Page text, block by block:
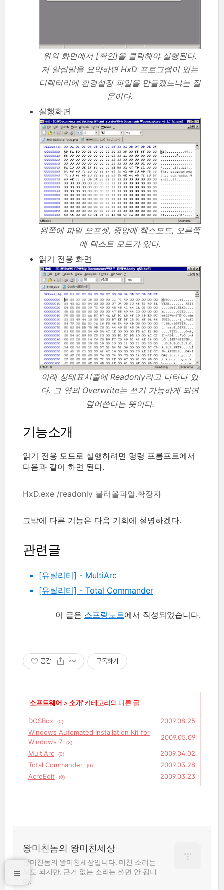
위의 화면에서 [확인]을 클릭해야 실행된다.
저 알림말을 요약하면 HxD 프로그램이 있는
디렉터리에 환경설정 파일을 만들겠느냐는 질
문이다.
실행화면
왼쪽에 파일 오프셋, 중앙에 헥스모드, 오른쪽
에 텍스트 모드가 있다.
읽기 전용 화면
아래 상태표시줄에 Readonly라고 나타나 있
다. 그 옆의 Overwrite는 쓰기 가능하게 되면
덮어쓴다는 뜻이다.
기능소개
읽기 전용 모드로 실행하려면 명령 프롬프트에서
다음과 같이 하면 된다.
HxD.exe /readonly 불러올파일.확장자
그밖에 다른 기능은 다음 기회에 설명하겠다.
관련글
[유틸리티] - MultiArc
[유틸리티] - Total Commander
이 글은 스프링노트에서 작성되었습니다.
공감 구독하기
'소프트웨어 > 소개' 카테고리의 다른 글
DOSBox (0)
2009.08.25
Windows Automated Installation Kit for
Windows 7
(2)
2009.05.09
MultiArc
(0)
2009.04.02
Total Commander
(0)
2009.03.28
AcroEdit
(0) 2009.03.23
왕미친놈의 왕미친세상
왕미친놈의 왕미친세상입니다. 미친 소리는
써도 되지만, 근거 없는 소리는 쓰면 안 됩니
다.